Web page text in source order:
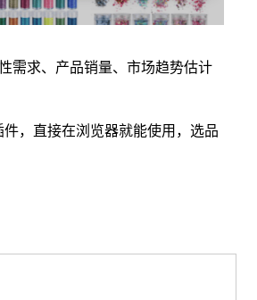
需求、产品销量、市场趋势估计
，直接在浏览器就能使用，选品